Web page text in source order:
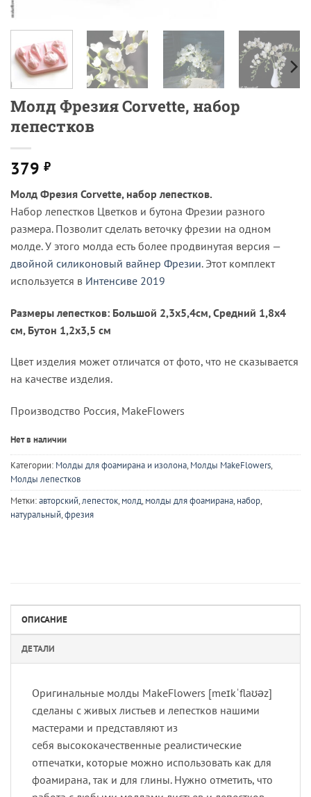
Молд Фрезия Corvette, набор
лепестков
379 ₽
Молд Фрезия Corvette, набор лепестков.
Набор лепестков Цветков и бутона Фрезии разного
размера. Позволит сделать веточку фрезии на одном
молде. У этого молда есть более продвинутая версия —
двойной силиконовый вайнер Фрезии. Этот комплект
используется в Интенсиве 2019
Размеры лепестков: Большой 2,3х5,4см, Средний 1,8х4
см, Бутон 1,2х3,5 см
Цвет изделия может отличатся от фото, что не сказывается
на качестве изделия.
Производство Россия, MakeFlowers
Нет в наличии
Категории: Молды для фоамирана и изолона, Молды MakeFlowers,
Молды лепестков
Метки:авторский,лепесток, молд, молды для фоамирана, набор,
натуральный,фрезия
ОПИСАНИЕ
ДЕТАЛИ
Оригинальные молды MakeFlowers [meɪkˈflaʊəz]
сделаны с живых листьев и лепестков нашими
мастерами и представляют из
себя высококачественные реалистические
отпечатки, которые можно использовать как для
фоамирана, так и для глины. Нужно отметить, что